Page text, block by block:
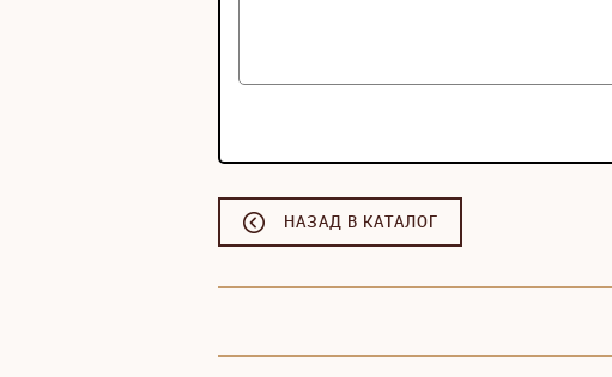
НАЗАД В КАТАЛОГ